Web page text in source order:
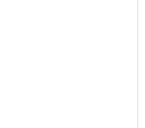
benefícios,
das etapas
ainda são
o tempo do
metálicos,